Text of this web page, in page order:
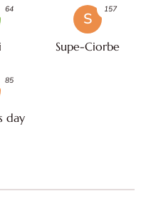
64
S
Supe-Ciorbe
157
day
85